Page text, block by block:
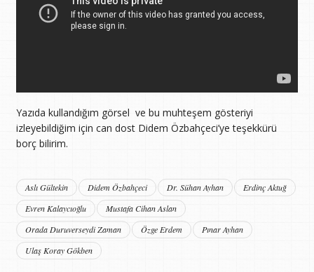
Yazıda kullandığım görsel ve bu muhteşem gösteriyi
izleyebildiğim için can dost Didem Özbahçeci’ye teşekkürü
borç bilirim.
Aslı Gültekin Didem Özbahçeci Dr. Sühan Ayhan
Erdinç Aktuğ
Evren Kalaycıoğlu
Mustafa Cihan Aslan
Orada Duruverseydi Zaman
Özge Erdem
Pınar Ayhan
Ulaş Koray Gökben